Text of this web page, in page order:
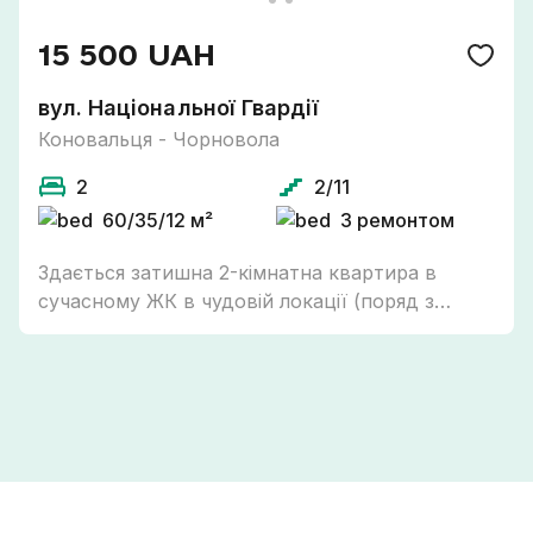
15 500 UAH
вул. Національної Гвардії
Коновальця - Чорновола
2
2/11
60/35/12 м²
З ремонтом
Здається затишна 2-кімнатна квартира в
сучасному ЖК в чудовій локації (поряд з
парком Шевченка, до центру 10 хв пішки).